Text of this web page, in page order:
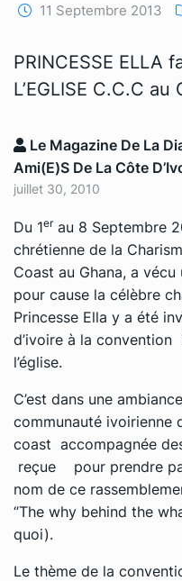
11 Septembre 2013
PRINCESSE ELLA
L’EGLISE C.C.C au
Le Magazine De La
Ami(e)s De La Côte
juillet 30, 2010
Du 1erau 8 Septembre
chrétienne de la
Coast au Ghana, a
pour cause la célèbre
Princesse Ella y a été
d’ivoire à la
l’église.
C’est dans une
communauté ivoirienne
coast accompagnée
reçue pour prendre
nom de ce
‘’The why behind the
quoi).
Le thème de la